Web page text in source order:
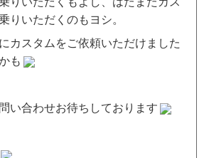
りいただくのもヨシ。
カスタムをご依頼いただけました
も
い合わせお待ちしております